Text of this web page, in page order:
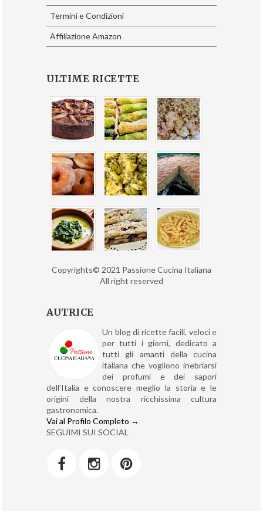
Termini e Condizioni
Affiliazione Amazon
ULTIME RICETTE
Copyrights© 2021 Passione Cucina Italiana
All right reserved
AUTRICE
Un blog di ricette facili, veloci e
per tutti i giorni, dedicato a
tutti gli amanti della cucina
italiana che vogliono inebriarsi
dei profumi e dei sapori
dell’Italia e conoscere meglio la storia e le
origini della nostra ricchissima cultura
gastronomica.
Vai al Profilo Completo →
SEGUIMI SUI SOCIAL